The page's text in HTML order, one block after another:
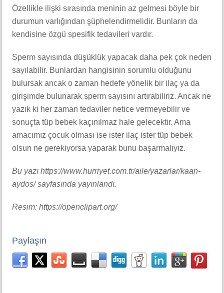
Özellikle ilişki sırasında meninin az gelmesi böyle bir
durumun varlığından şüphelendirmelidir. Bunların da
kendisine özgü spesifik tedavileri vardır.
Sperm sayısında düşüklük yapacak daha pek çok neden
sayılabilir. Bunlardan hangisinin sorumlu olduğunu
bulursak ancak o zaman hedefe yönelik bir ilaç ya da
girişimde bulunarak sperm sayısını artırabiliriz. Ancak ne
yazık ki her zaman tedaviler netice vermeyebilir ve
sonuçta tüp bebek kaçınılmaz hale gelecektir. Ama
amacımız çocuk olması ise ister ilaç ister tüp bebek
olsun ne gerekiyorsa yaparak bunu başarmalıyız.
Bu yazı https://www.hurriyet.com.tr/aile/yazarlar/kaan-
aydos/ sayfasında yayınlandı.
Resim: https://openclipart.org/
Paylaşın